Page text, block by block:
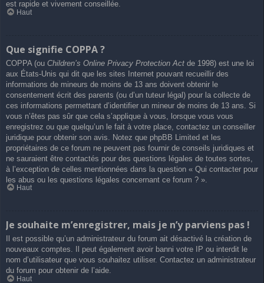
est rapide et vivement conseillée.
Haut
Que signifie COPPA ?
COPPA (ou Children’s Online Privacy Protection Act de 1998) est une loi
aux États-Unis qui dit que les sites Internet pouvant recueillir des
informations de mineurs de moins de 13 ans doivent obtenir le
consentement écrit des parents (ou d’un tuteur légal) pour la collecte de
ces informations permettant d’identifier un mineur de moins de 13 ans. Si
vous n’êtes pas sûr que cela s’applique à vous, lorsque vous vous
enregistrez ou que quelqu’un le fait à votre place, contactez un conseiller
juridique pour obtenir son avis. Notez que phpBB Limited et les
propriétaires de ce forum ne peuvent pas fournir de conseils juridiques et
ne sauraient être contactés pour des questions légales de toutes sortes,
à l’exception de celles mentionnées dans la question « Qui contacter pour
les abus ou les questions légales concernant ce forum ? ».
Haut
Je souhaite m’enregistrer, mais je n’y parviens pas !
Il est possible qu’un administrateur du forum ait désactivé la création de
nouveaux comptes. Il peut également avoir banni votre IP ou interdit le
nom d’utilisateur que vous souhaitez utiliser. Contactez un administrateur
du forum pour obtenir de l’aide.
Haut